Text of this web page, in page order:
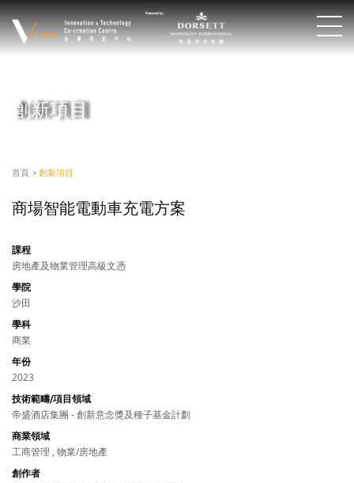
創新項目
首頁 > 創新項目
商場智能電動車充電方案
課程
房地產及物業管理高級文憑
學院
沙田
學科
商業
年份
2023
技術範疇/項目領域
帝盛酒店集團 - 創新意念獎及種子基金計劃
商業領域
工商管理 , 物業/房地產
創作者